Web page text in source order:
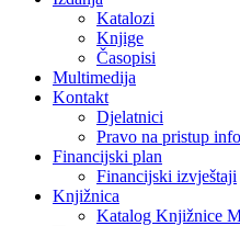
Katalozi
Knjige
Časopisi
Multimedija
Kontakt
Djelatnici
Pravo na pristup
Financijski plan
Financijski izvještaji
Knjižnica
Katalog Knjižnice